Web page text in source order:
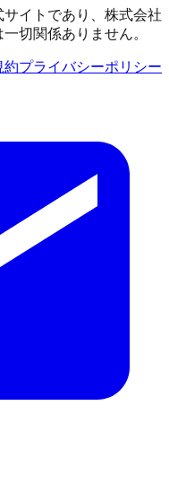
イトであり、株式会社
切関係ありません。
約プライバシーポリシー